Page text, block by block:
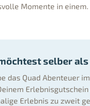
Momente in einem.
selber
das Quad Abenteuer
Erlebnis zu zweit